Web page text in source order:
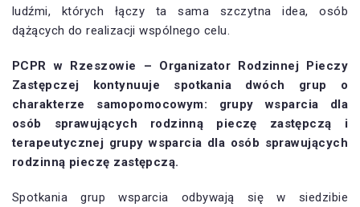
ludźmi, których łączy ta sama szczytna idea, osób
dążących do realizacji wspólnego celu.
PCPR w Rzeszowie – Organizator Rodzinnej Pieczy
Zastępczej kontynuuje spotkania dwóch grup o
charakterze samopomocowym: grupy wsparcia dla
osób sprawujących rodzinną pieczę zastępczą i
terapeutycznej grupy wsparcia dla osób sprawujących
rodzinną pieczę zastępczą.
Spotkania grup wsparcia odbywają się w siedzibie